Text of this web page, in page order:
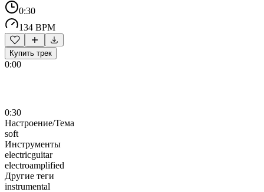
0:30
134 BPM
Купить трек
0:00
0:30
Настроение/Тема
soft
Инструменты
electricguitar
electroamplified
Другие теги
instrumental